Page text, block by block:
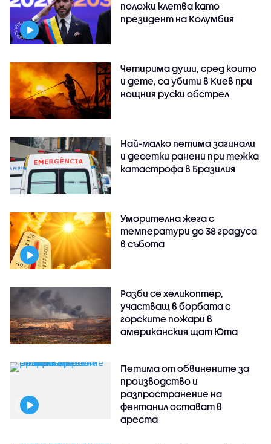
положи клетва като
президент на Колумбия
Четирима души, сред които
и дете, са убити в Киев при
нощния руски обстрел
Най-малко петима загинали
и десетки ранени при тежка
катастрофа в Бразилия
Уморителна жега с
температури до 38 градуса
в събота
Разби се хеликоптер,
участващ в борбата с
горските пожари в
американския щат Юта
Петима от обвинените за
производство и
разпространение на
фентанил остават в
ареста